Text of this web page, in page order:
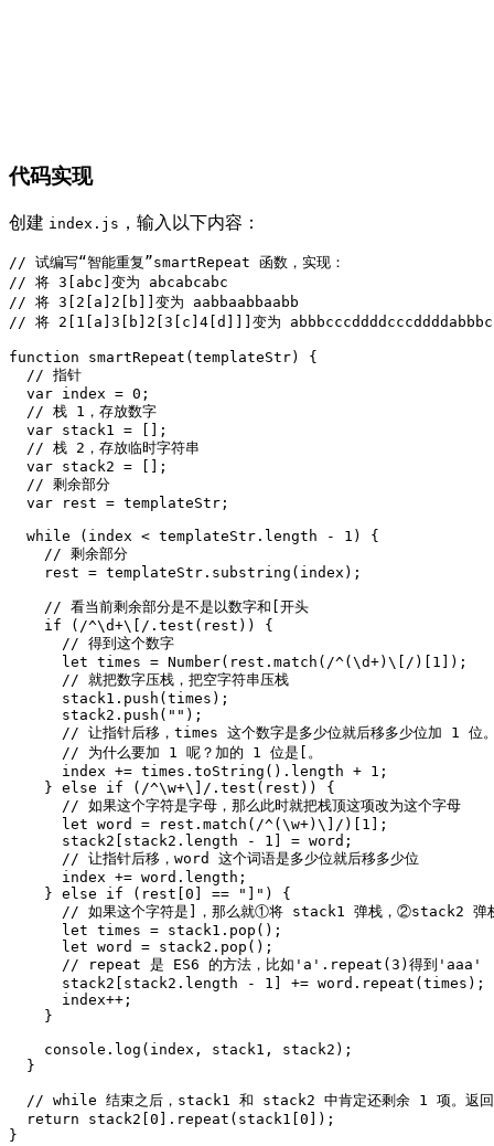
代码实现
创建 index.js ，输入以下内容：
// 试编写“智能重复”smartRepeat 函数，实现：
// 将 3[abc]变为 abcabcabc
// 将 3[2[a]2[b]]变为 aabbaabbaabb
// 将 2[1[a]3[b]2[3[c]4[d]]]变为
function smartRepeat(templateStr) {
  // 指针
  var index = 0;
  // 栈 1，存放数字
  var stack1 = [];
  // 栈 2，存放临时字符串
  var stack2 = [];
  // 剩余部分
  var rest = templateStr;
  while (index < templateStr.length - 1) {
    // 剩余部分
    rest = templateStr.substring(index);
    // 看当前剩余部分是不是以数字和[开头
    if (/^\d+\[/.test(rest)) {
      // 得到这个数字
      let times = Number(rest.match(/^(\d+)\[/)[1]);
      // 就把数字压栈，把空字符串压栈
      stack1.push(times);
      stack2.push("");
// 让指针后移，times 这个数字是多少位就后移多少位加 1 位
      // 为什么要加 1 呢？加的 1 位是[。
      index += times.toString().length + 1;
    } else if (/^\w+\]/.test(rest)) {
      // 如果这个字符是字母，那么此时就把栈顶这项改为这个字母
      let word = rest.match(/^(\w+)\]/)[1];
      stack2[stack2.length - 1] = word;
      // 让指针后移，word 这个词语是多少位就后移多少位
      index += word.length;
    } else if (rest[0] == "]") {
// 如果这个字符是]，那么就①将 stack1 弹栈，②stack2 弹栈
      let times = stack1.pop();
      let word = stack2.pop();
      // repeat 是 ES6 的方法，比如'a'.repeat(3)得到'aaa'
      stack2[stack2.length - 1] += word.repeat(times);
      index++;
    }
    console.log(index, stack1, stack2);
  }
// while 结束之后，stack1 和 stack2 中肯定还剩余 1 项。返回
  return stack2[0].repeat(stack1[0]);
}